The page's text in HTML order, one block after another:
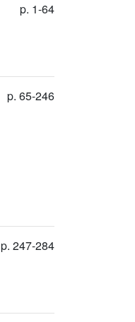
p. 1-64
p. 65-246
p. 247-284